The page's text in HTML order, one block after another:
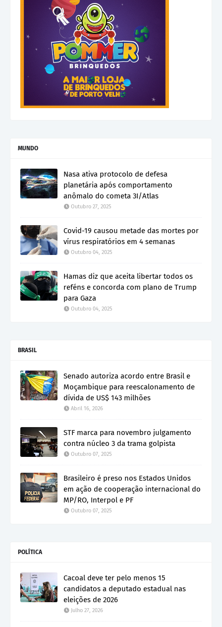
MUNDO
Nasa ativa protocolo de defesa
planetária após comportamento
anômalo do cometa 3I/Atlas
Outubro 27, 2025
Covid-19 causou metade das mortes por
vírus respiratórios em 4 semanas
Outubro 04, 2025
Hamas diz que aceita libertar todos os
reféns e concorda com plano de Trump
para Gaza
Outubro 04, 2025
BRASIL
Senado autoriza acordo entre Brasil e
Moçambique para reescalonamento de
dívida de US$ 143 milhões
Abril 16, 2026
STF marca para novembro julgamento
contra núcleo 3 da trama golpista
Outubro 07, 2025
Brasileiro é preso nos Estados Unidos
em ação de cooperação internacional do
MP/RO, Interpol e PF
Outubro 07, 2025
POLÍTICA
Cacoal deve ter pelo menos 15
candidatos a deputado estadual nas
eleições de 2026
Julho 27, 2026